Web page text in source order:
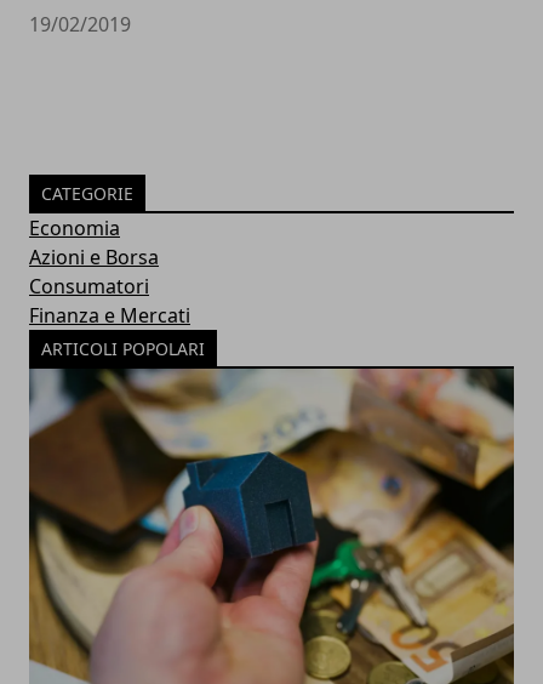
19/02/2019
CATEGORIE
Economia
Azioni e Borsa
Consumatori
Finanza e Mercati
ARTICOLI POPOLARI